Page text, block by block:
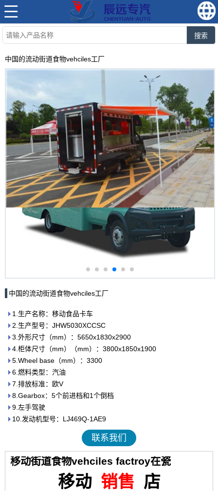
搜索
中国的流动街道食物vehciles工厂
中国的流动街道食物vehciles工厂
1.生产名称：移动食品卡车
2.生产型号：JHW5030XCCSC
3.外形尺寸（mm）：5650x1830x2900
4.柜体尺寸（mm）（mm）：3800x1850x1900
5.Wheel base（mm）：3300
6.燃料类型：汽油
7.排放标准：欧V
8.Gearbox：5个前进档和1个倒档
9.左手驾驶
10.发动机型号：LJ469Q-1AE9
联系我们
移动街道食物vehciles factroy在瓷
移动 销售 店